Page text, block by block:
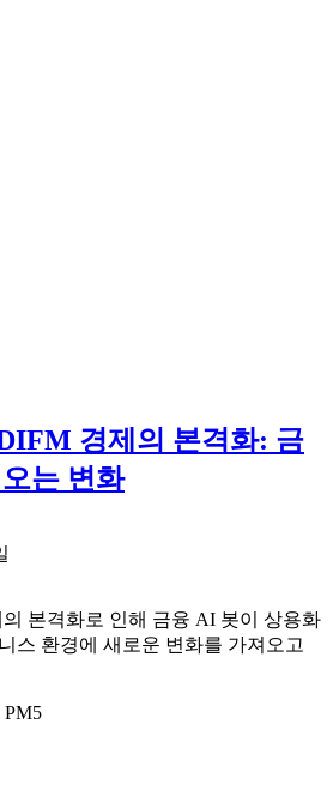
경제의 본격화: 금
는 변화
본격화로 인해 금융 AI 봇이 상용화
스 환경에 새로운 변화를 가져오고